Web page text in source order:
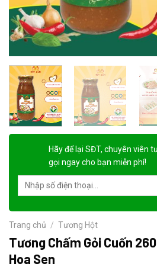
Hãy để lại SĐT, chuyên viên
gọi ngay cho bạn miễn phí!
Trang chủ / Tương Hột
Tương Chấm Gỏi Cuốn
Hoa Sen